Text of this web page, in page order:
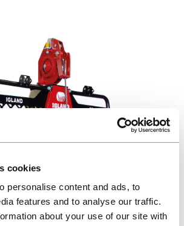
cookies
personalise content and ads, to
features and to analyse our traffic.
about your use of our site with